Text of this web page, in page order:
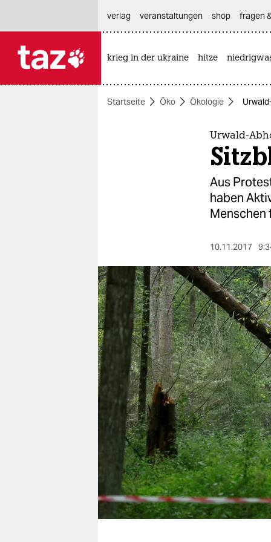
themen
berlin
nord
wahrheit
verlag
verlag
veranstaltungen
shop
fragen & hilfe
unterstützen
abo
genossenschaft
verlag
veranstaltungen shop fragen
krieg in der ukraine hitze
Startseite Öko Ökologie
Urwald-
Aus
haben
Menschen
10.11.2017